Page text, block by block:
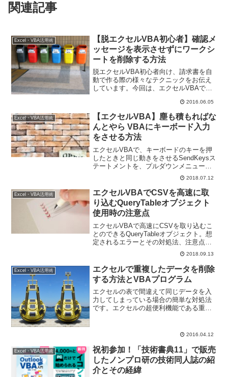
関連記事
Excel・VBA活用術
【脱エクセルVBA初心者】確認メ
ッセージを表示させずにワークシ
ートを削除する方法
脱エクセルVBA初心者向け、請求書を自
動で作る際の様々なテクニックをお伝え
しています。今回は、エクセルVBAで特
確認メッセージをオフにする方法につい
てお伝えします。
2016.06.05
Excel・VBA活用術
【エクセルVBA】塵も積もればな
んとやら VBAにキーボード入力
をさせる方法
エクセルVBAで、キーボードのキーを押
したときと同じ動きをさせるSendKeysス
テートメントを、プルダウンメニューの
オープンを例にしてご紹介しています。
このステートメントを使えば、プルダウ
ンメニューの手動オープンのように、大
した手間ではないれど、何度もやるとな
ると面倒...という場合の解決策になるか
もしれません。
2018.07.12
Excel・VBA活用術
エクセルVBAでCSVを高速に取
り込むQueryTableオブジェクト
使用時の注意点
エクセルVBAで高速にCSVを取り込むこ
とのできるQueryTableオブジェクト。想
定されるエラーとその対処法、注意点に
ついて解説します。わかりづらいエラー
は事前に知っておくことでコーディング
時間短縮にもつながります！
2018.09.13
Excel・VBA活用術
エクセルで重複したデータを削除
する方法とVBAプログラム
エクセルの表で間違えて同じデータを入
力してしまっている場合の簡単な対処法
です。エクセルの超便利機能である重複
2016.04.12
Excel・VBA活用術
祝初参加！「技術書典11」で販売
したノンプロ研の技術同人誌の紹
介とその経緯